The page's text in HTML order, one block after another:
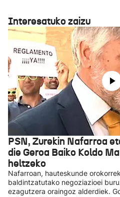
Interesatuko zaizu
PSN, Zurekin Nafarroa
die Geroa Baiko Koldo
heltzeko
Nafarroan, hauteskunde
baldintzatutako negoziazioei
ezagutzera oraingoz alderdiek.